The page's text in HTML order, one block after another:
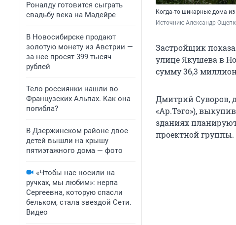
Роналду готовится сыграть
свадьбу века на Мадейре
В Новосибирске продают
золотую монету из Австрии —
за нее просят 399 тысяч
рублей
Тело россиянки нашли во
Французских Альпах. Как она
погибла?
В Дзержинском районе двое
детей вышли на крышу
пятиэтажного дома — фото
«Чтобы нас носили на
ручках, мы любим»: нерпа
Сергеевна, которую спасли
бельком, стала звездой Сети.
Видео
Когда-то шикарные дома
Источник: Александр
Застройщик
улице Якушева в
сумму 36,3
Дмитрий Суворов,
«Ар.Тэго»),
зданиях
проектной